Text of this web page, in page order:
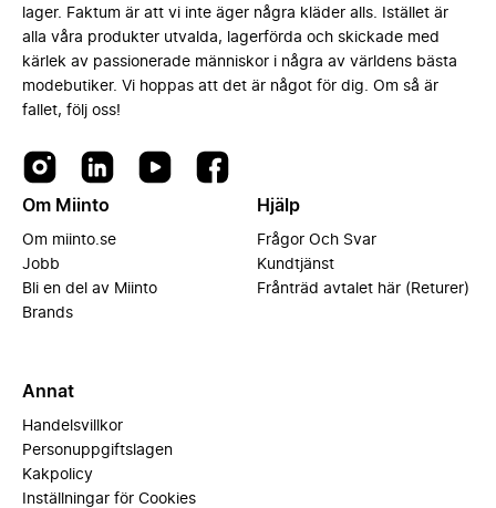
lager. Faktum är att vi inte äger några kläder alls. Istället är
alla våra produkter utvalda, lagerförda och skickade med
kärlek av passionerade människor i några av världens bästa
modebutiker. Vi hoppas att det är något för dig. Om så är
fallet, följ oss!
Om Miinto
Om miinto.se
Jobb
Bli en del av Miinto
Brands
Hjälp
Frågor Och Svar
Kundtjänst
Frånträd avtalet här (Returer)
Annat
Handelsvillkor
Personuppgiftslagen
Kakpolicy
Inställningar för Cookies